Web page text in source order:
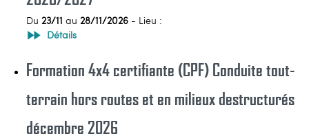
Du 23/11 au 28/11/2026 - Lieu :
Détails
Formation 4x4 certifiante (CPF) Conduite tout-
terrain hors routes et en milieux destructurés
décembre 2026